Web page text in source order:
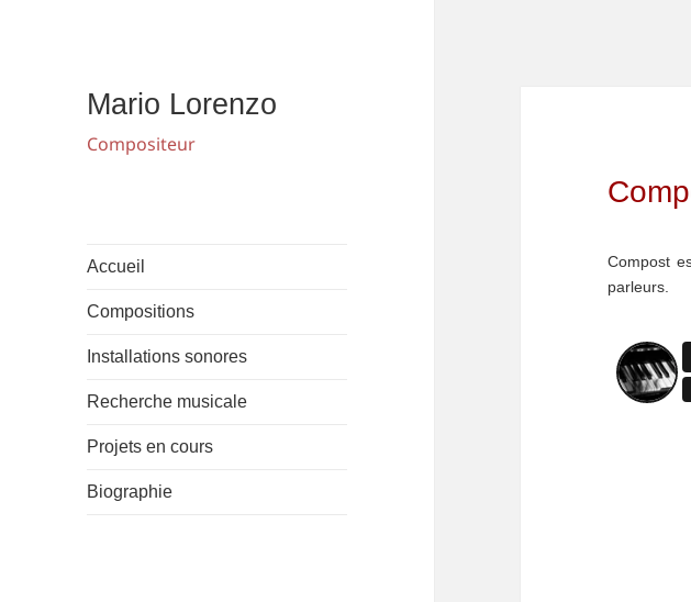
Mario Lorenzo
Compositeur
Accueil
Compositions
Installations sonores
Recherche musicale
Projets en cours
Biographie
Compost
parleurs.